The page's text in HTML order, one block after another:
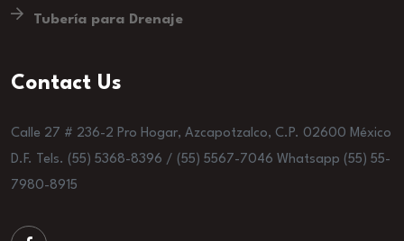
Tubería para Drenaje
Contact Us
Calle 27 # 236-2 Pro Hogar, Azcapotzalco, C.P. 02600 México
D.F. Tels. (55) 5368-8396 / (55) 5567-7046 Whatsapp (55) 55-
7980-8915